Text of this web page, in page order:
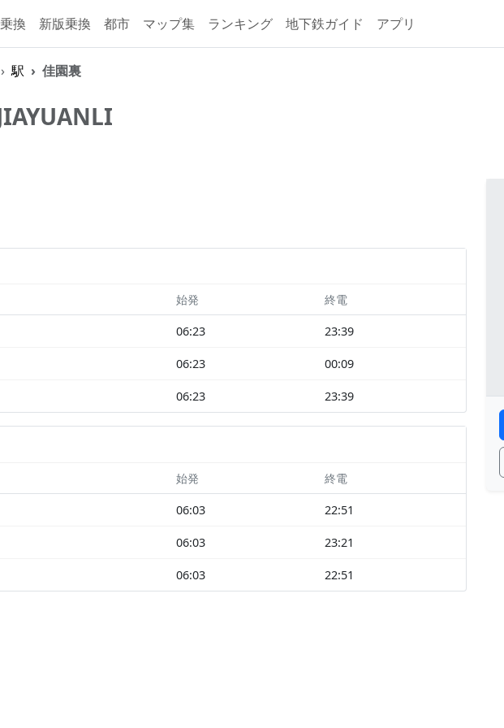
乗換 新版乗換 都市 マップ集 ランキング 地下鉄ガイド アプリ
駅 佳園裏
始発 終電
06:23 23:39
06:23 00:09
06:23 23:39
始発 終電
06:03 22:51
06:03 23:21
06:03 22:51